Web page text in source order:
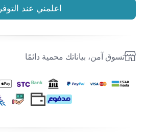
اعلمني عند التوفر
تسوق آمن، بياناتك محمية دائمًا